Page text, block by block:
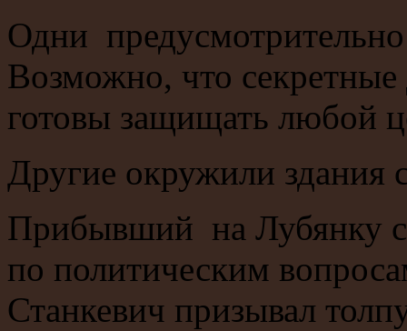
Одни предусмотрительно
Возможно, что
готовы защищать любой
Другие окружили
Прибывший на Лубянку
по политическим
Станкевич призывал